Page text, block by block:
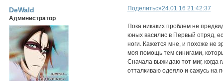
Поделиться24.01.16 21:42:37
DeWald
Администратор
Пока никаких проблем не
юных василис в Первый отряд,
ноги. Кажется мне, и похоже не
моя помощь тем синигами,
Сначала выжидаю тот миг, когда
отталкиваю одеяло и сажусь на